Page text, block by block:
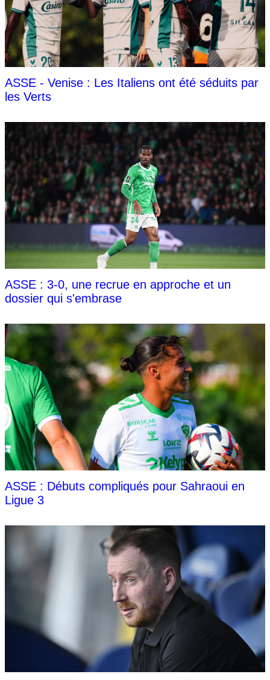
ASSE - Venise : Les Italiens ont été séduits par
les Verts
ASSE : 3-0, une recrue en approche et un
dossier qui s'embrase
ASSE : Débuts compliqués pour Sahraoui en
Ligue 3